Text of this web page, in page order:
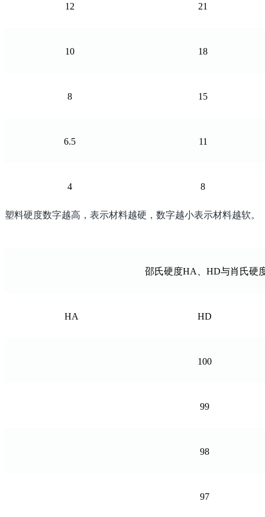
12 21
10 18
8 15
6.5 11
4 8
塑料硬度数字越高，表示材料越硬，数字越小表示材料越软。
邵氏硬度HA、HD与肖氏硬
HA HD
100
99
98
97